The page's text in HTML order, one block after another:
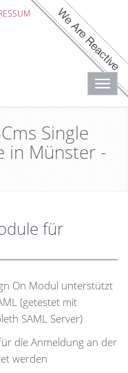
Single
in Münster -
für
On Modul unterstützt
(getestet mit
SAML Server)
die Anmeldung an der
werden